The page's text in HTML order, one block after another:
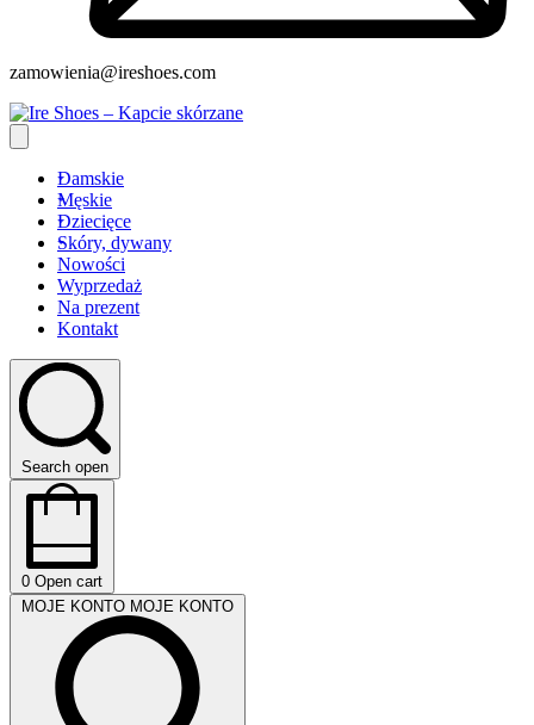
zamowienia@ireshoes.com
Damskie
Męskie
Dziecięce
Skóry, dywany
Nowości
Wyprzedaż
Na prezent
Kontakt
Search open
0 Open cart
MOJE KONTO MOJE KONTO